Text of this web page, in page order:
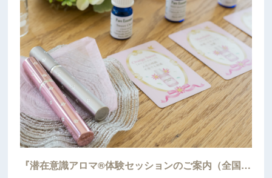
『潜在意識アロマ®︎体験セッションのご案内（全国オンライン・東京対面）♡』